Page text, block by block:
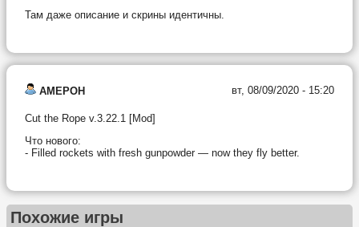
Там даже описание и скрины идентичны.
AMEPOH вт, 08/09/2020 - 15:20
Cut the Rope v.3.22.1 [Mod]
Что нового:
- Filled rockets with fresh gunpowder — now they fly better.
Похожие игры